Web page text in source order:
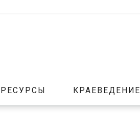
РЕСУРСЫ КРАЕВЕДЕНИЕ